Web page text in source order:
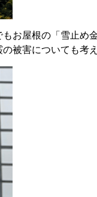
お屋根の「雪止め
被害についても考